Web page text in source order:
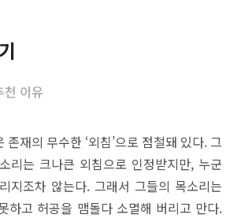
천 이유
존재의 무수한 ‘외침’으로 점철돼 있다. 그
리는 크나큰 외침으로 인정받지만, 누군
지조차 않는다. 그래서 그들의 목소리는
하고 허공을 맴돌다 소멸해 버리고 만다.